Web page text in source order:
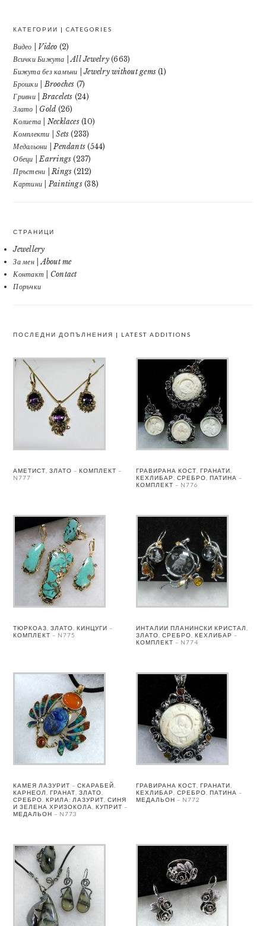
КАТЕГОРИИ | CATEGORIES
Видео | Video (2)
Всички Бижута | All Jewelry(663)
Бижута без камъни | Jewelry without gems (1)
Брошки | Brooches (7)
Гривни | Bracelets (24)
Злато | Gold (26)
Колиета | Necklaces(10)
Комплекти | Sets (233)
Медальони | Pendants (544)
Обеци | Earrings (237)
Пръстени | Rings (212)
Картини | Paintings(38)
СТРАНИЦИ
Jewellery
За мен | About me
Контакт | Contact
Поръчки
ПОСЛЕДНИ ДОПЪЛНЕНИЯ | LATEST ADDITIONS
АМЕТИСТ, ЗЛАТО – КОМПЛЕКТ –
N777
ГРАВИРАНА КОСТ, ГРАНАТИ,
КЕХЛИБАР, СРЕБРО, ПАТИНА –
КОМПЛЕКТ – N776
ТЮРКОАЗ, ЗЛАТО, КИНЦУГИ –
КОМПЛЕКТ – N775
ИНТАЛИИ ПЛАНИНСКИ КРИСТАЛ,
ЗЛАТО, СРЕБРО, КЕХЛИБАР –
КОМПЛЕКТ – N774
КАМЕЯ ЛАЗУРИТ – СКАРАБЕЙ,
КАРНЕОЛ, ГРАНАТ, ЗЛАТО,
СРЕБРО. КРИЛА: ЛАЗУРИТ, СИНЯ
И ЗЕЛЕНА ХРИЗОКОЛА, КУПРИТ –
МЕДАЛЬОН – N773
ГРАВИРАНА КОСТ, ГРАНАТИ,
КЕХЛИБАР, СРЕБРО, ПАТИНА –
МЕДАЛЬОН – N772